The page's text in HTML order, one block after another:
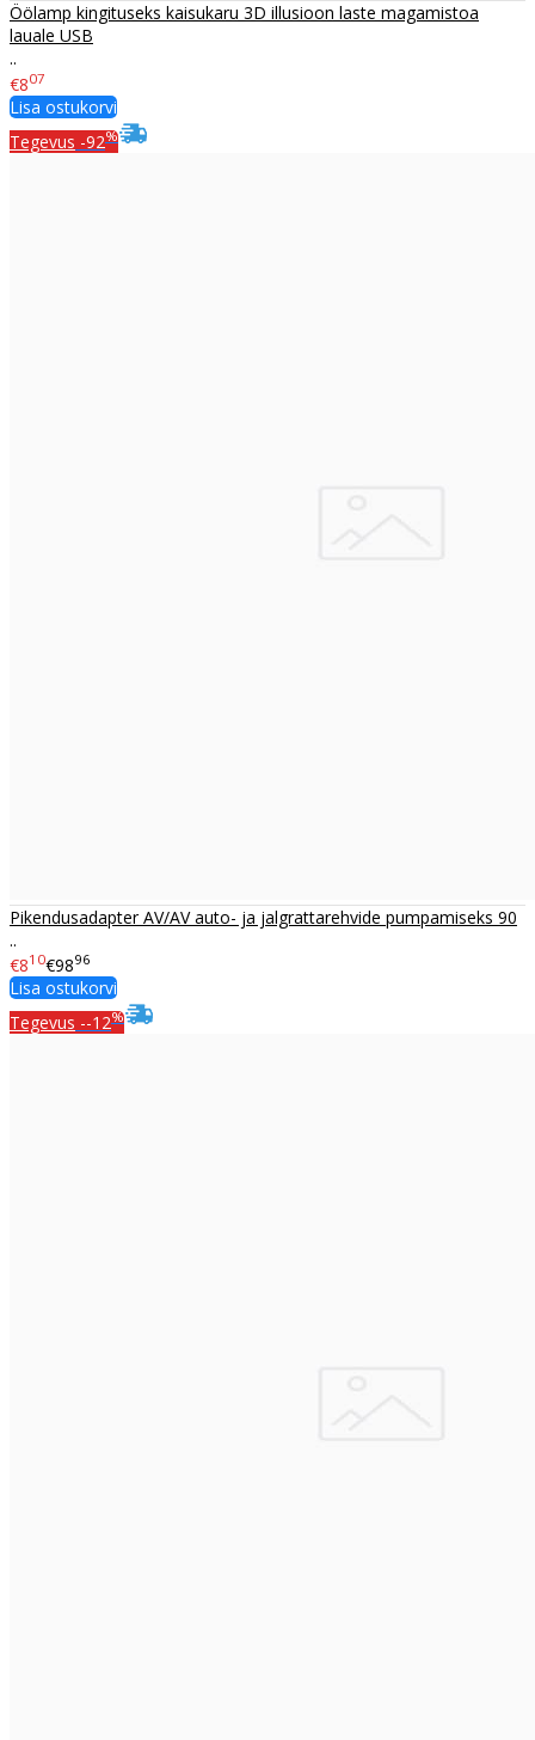
Öölamp kingituseks kaisukaru 3D illusioon laste magamistoa
lauale USB
..
€807
Lisa ostukorvi
Tegevus -92%
Pikendusadapter AV/AV auto- ja jalgrattarehvide pumpamiseks 90
..
€810€9896
Lisa ostukorvi
Tegevus --12%